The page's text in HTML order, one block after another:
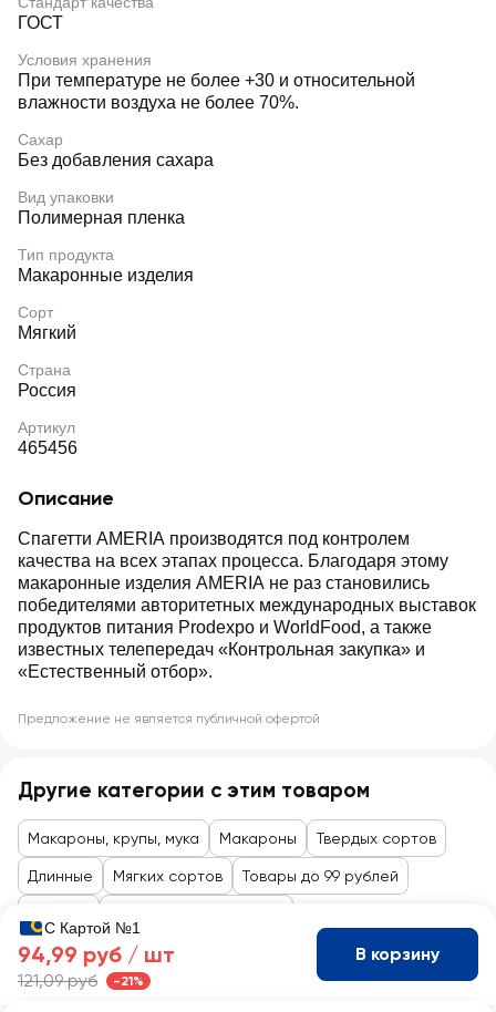
ГОСТ
Условия хранения
При температуре не более +30 и относительной
влажности воздуха не более 70%.
Сахар
Без добавления сахара
Вид упаковки
Полимерная пленка
Тип продукта
Макаронные изделия
Сорт
Мягкий
Страна
Россия
Артикул
465456
Описание
Спагетти AMERIA производятся под контролем
качества на всех этапах процесса. Благодаря этому
макаронные изделия AMERIA не раз становились
победителями авторитетных международных выставок
продуктов питания Prodexpo и WorldFood, а также
известных телепередач «Контрольная закупка» и
«Естественный отбор».
Предложение не является публичной офертой
Другие категории с этим товаром
Макароны, крупы, мука Макароны Твердых сортов
Длинные Мягких сортов Товары до 99 рублей
С Картой №1
94,99 руб / шт
121,09 руб -21%
В корзину